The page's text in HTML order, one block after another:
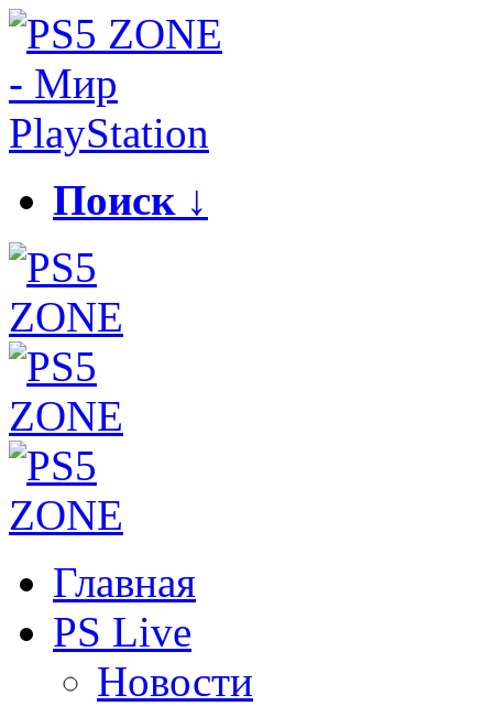
Поиск ↓
Главная
PS Live
Новости